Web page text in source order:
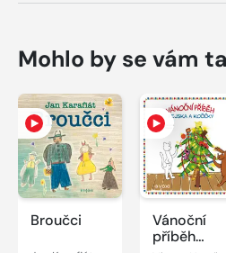
Mohlo by se vám
Broučci
Vánoční
příběh